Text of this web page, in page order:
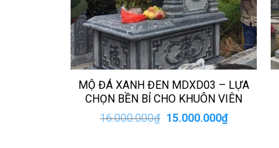
MỘ ĐÁ XANH ĐEN MDXD03 – LỰA
CHỌN BỀN BỈ CHO KHUÔN VIÊN
16.000.000₫ Giá
15.000.000₫Giá
hiện